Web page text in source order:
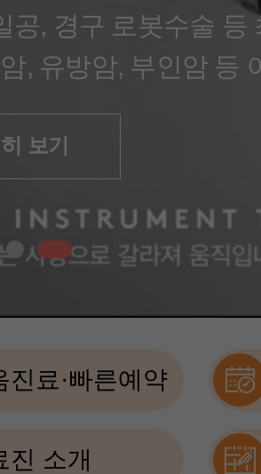
보기
공, 경구 로봇수술 등
암, 유방암, 부인암 등
보기
진료·빠른예약
진 소개